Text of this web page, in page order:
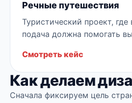
Речные путешествия
Туристический проект, где
подача должна помогать
Смотреть кейс
Как делаем
Сначала фиксируем цель